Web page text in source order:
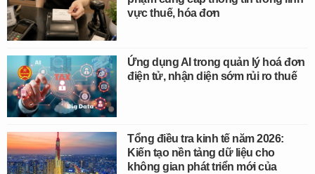
vực thuế, hóa đơn
Ứng dụng AI trong quản lý hoá đơn
điện tử, nhận diện sớm rủi ro thuế
Tổng điều tra kinh tế năm 2026:
Kiến tạo nền tảng dữ liệu cho
không gian phát triển mới của